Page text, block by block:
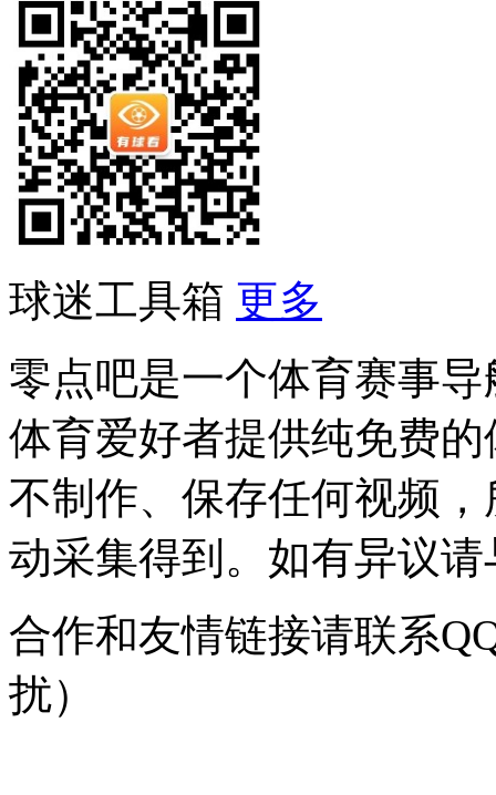
球迷工具箱 更多
零点吧是一个体育赛事
体育爱好者提供纯免费
不制作、保存任何视频
动采集得到。如有异议
合作和友情链接请联系
扰）